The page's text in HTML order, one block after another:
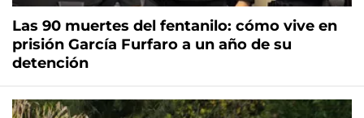
Las 90 muertes del fentanilo: cómo vive en
prisión García Furfaro a un año de su
detención